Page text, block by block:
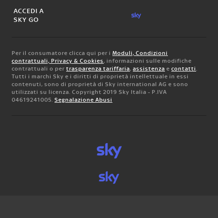
ACCEDI A
SKY GO
Per il consumatore clicca qui per i Moduli, Condizioni
contrattuali, Privacy & Cookies, informazioni sulle modifiche
contrattuali o per trasparenza tariffaria, assistenza e contatti.
Tutti i marchi Sky e i diritti di proprietà intellettuale in essi
contenuti, sono di proprietà di Sky international AG e sono
utilizzati su licenza. Copyright 2019 Sky Italia - P.IVA
04619241005. Segnalazione Abusi